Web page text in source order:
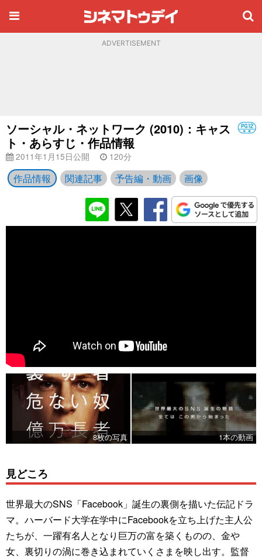
ADVERTISEMENT
ソーシャル・ネットワーク (2010)：キャス
ト・あらすじ・作品情報
2011年1月15日公開 120分
作品情報 関連記事 予告編・動画 画像
8枚の写真 1本の動画
見どころ
世界最大のSNS「Facebook」誕生の裏側を描いた伝記ドラ
マ。ハーバード大学在学中にFacebookを立ち上げた主人公
たちが、一躍有名人となり巨万の富を築くものの、金や
女、裏切りの渦に巻き込まれていくさまを映し出す。監督